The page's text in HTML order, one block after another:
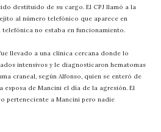
destituido de su cargo. El CPJ llamó a la
al número telefónico que aparece en
telefónica no estaba en funcionamiento.
llevado a una clínica cercana donde lo
intensivos y le diagnosticaron hematomas
craneal, según Alfonso, quien se enteró de
esposa de Mancini el día de la agresión. El
perteneciente a Mancini pero nadie